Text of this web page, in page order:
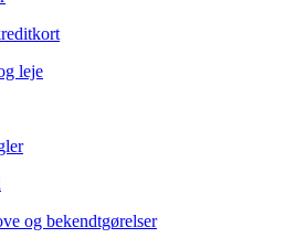
leje
og bekendtgørelser